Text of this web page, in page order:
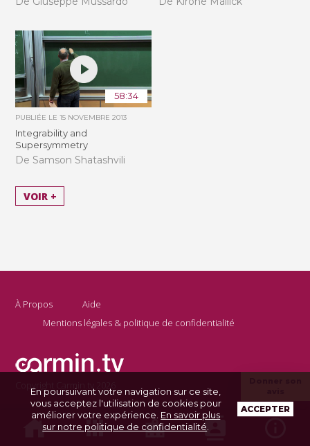
58:34
PUBLIÉE LE15 NOVEMBRE 2013
Integrability and
Supersymmetry
De Samson Shatashvili
VOIR +
À Propos
Aide
Mentions légales & politique de confidentialité
Copyright Carmin.tv 2026
En poursuivant votre navigation sur ce site,
vous acceptez l'utilisation de cookies pour
améliorer votre expérience. En savoir plus
sur notre politique de confidentialité
ACCEPTER